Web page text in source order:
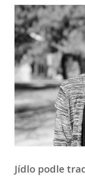
Jídlo podle